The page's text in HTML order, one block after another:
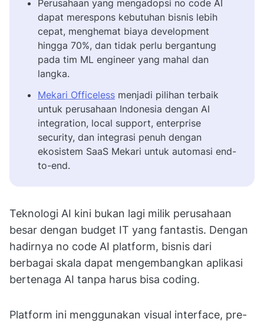
Perusahaan yang mengadopsi no code AI
dapat merespons kebutuhan bisnis lebih
cepat, menghemat biaya development
hingga 70%, dan tidak perlu bergantung
pada tim ML engineer yang mahal dan
langka.
Mekari Officeless menjadi pilihan terbaik
untuk perusahaan Indonesia dengan AI
integration, local support, enterprise
security, dan integrasi penuh dengan
ekosistem SaaS Mekari untuk automasi end-
to-end.
Teknologi AI kini bukan lagi milik perusahaan
besar dengan budget IT yang fantastis. Dengan
hadirnya no code AI platform, bisnis dari
berbagai skala dapat mengembangkan aplikasi
bertenaga AI tanpa harus bisa coding.
Platform ini menggunakan visual interface, pre-